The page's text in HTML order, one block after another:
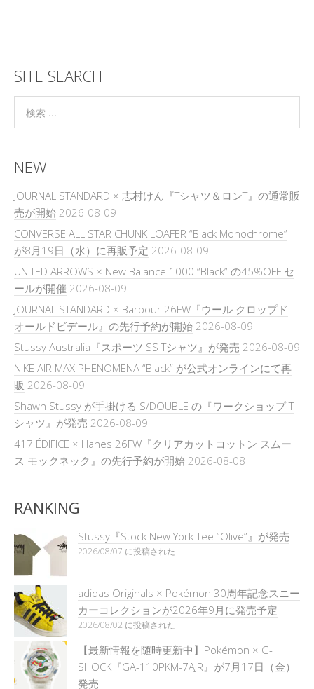
SITE SEARCH
NEW
JOURNAL STANDARD × 志村けん『Tシャツ＆ロンT』の通常販
売が開始 2026-08-09
CONVERSE ALL STAR CHUNK LOAFER “Black Monochrome”
が8月19日（水）に再販予定 2026-08-09
UNITED ARROWS × New Balance 1000 “Black” の45%OFF セ
ールが開催 2026-08-09
JOURNAL STANDARD × Barbour 26FW『ウール クロップド
オールドビデール』の先行予約が開始 2026-08-09
Stussy Australia『スポーツ SS Tシャツ』が発売 2026-08-09
NIKE AIR MAX PHENOMENA “Black” が公式オンラインにて再
販 2026-08-09
Shawn Stussy が手掛ける S/DOUBLE の『ワークショップ T
シャツ』が発売 2026-08-09
417 ÉDIFICE × Hanes 26FW『クリアカットコットン スムー
ス モックネック』の先行予約が開始 2026-08-08
RANKING
Stüssy『Stock New York Tee “Olive”』が発売
2026/08/07 に投稿された
adidas Originals × Pokémon 30周年記念スニー
カーコレクションが2026年9月に発売予定
2026/08/02 に投稿された
【最新情報を随時更新中】Pokémon × G-
SHOCK『GA-110PKM-7AJR』が7月17日（金）
発売